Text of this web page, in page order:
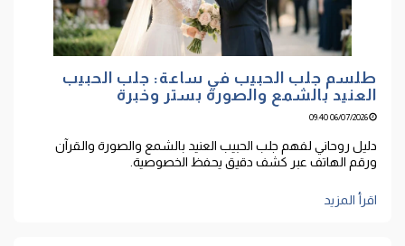
طلسم جلب الحبيب في ساعة: جلب الحبيب
العنيد بالشمع والصورة بستر وخبرة
06/07/2026 09:40
دليل روحاني لفهم جلب الحبيب العنيد بالشمع والصورة والقرآن
ورقم الهاتف عبر كشف دقيق يحفظ الخصوصية.
اقرأ المزيد